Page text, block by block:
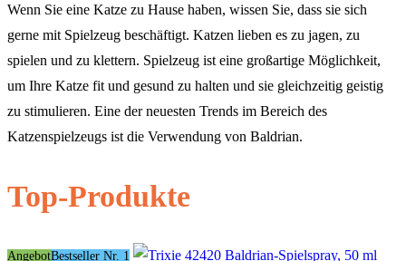
Wenn Sie eine Katze zu Hause haben, wissen Sie, dass sie sich
gerne mit Spielzeug beschäftigt. Katzen lieben es zu jagen, zu
spielen und zu klettern. Spielzeug ist eine großartige Möglichkeit,
um Ihre Katze fit und gesund zu halten und sie gleichzeitig geistig
zu stimulieren. Eine der neuesten Trends im Bereich des
Katzenspielzeugs ist die Verwendung von Baldrian.
Top-Produkte
AngebotBestseller Nr. 1